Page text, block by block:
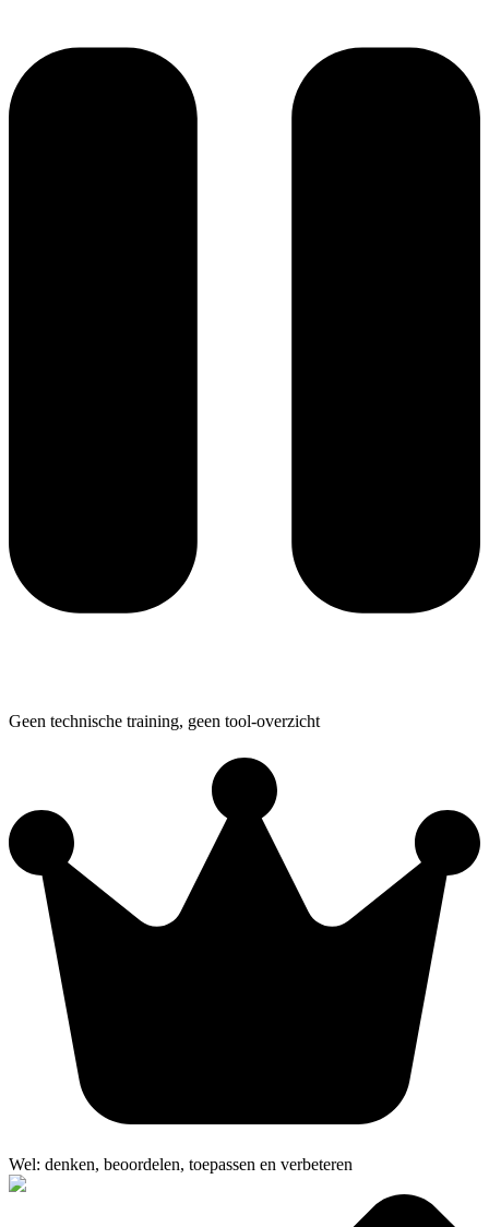
Geen technische training, geen tool-overzicht
Wel: denken, beoordelen, toepassen en verbeteren